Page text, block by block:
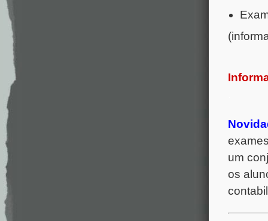
um
os